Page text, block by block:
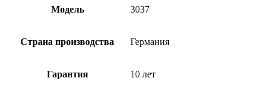
Модель 3037
Страна производства Германия
Гарантия 10 лет